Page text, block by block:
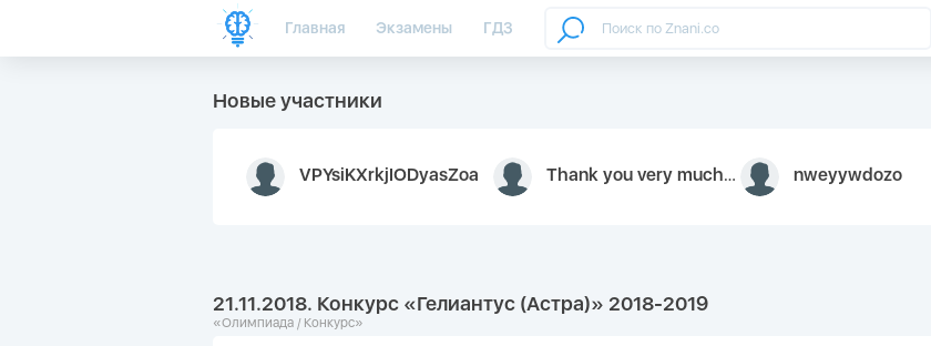
Главная Экзамены ГДЗ
Новые участники
VPYsiKXrkjIODyasZoa Thank you very much for your inquiry We appreciate you 9126052 https://youtube.com faceapple ! nweyywdozo
21.11.2018. Конкурс «Гелиантус (Астра)» 2018-2019
«Олимпиада / Конкурс»